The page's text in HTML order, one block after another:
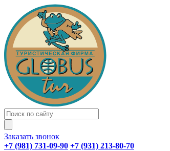
Заказать звонок
+7 (981) 731-09-90 +7 (931) 213-80-70